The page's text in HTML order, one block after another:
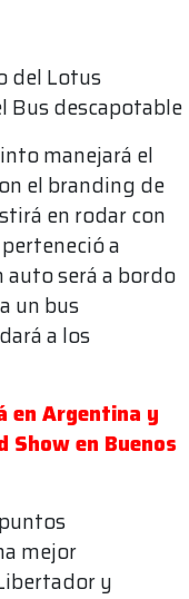
del Lotus
Bus descapotable
manejará el
el branding de
en rodar con
a
auto será a bordo
un bus
a los
en Argentina y
en Buenos
mejor
y